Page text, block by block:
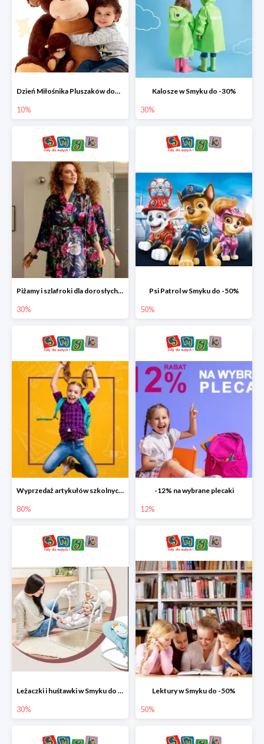
Dzień Miłośnika Pluszaków dodatkowy rabat -10%
10%
Kalosze w Smyku do -30%
30%
Piżamy i szlafroki dla dorosłych w Smyku do -30%
30%
Psi Patrol w Smyku do -50%
50%
Wyprzedaż artykułów szkolnych w Smyku do -80%
80%
-12% na wybrane plecaki
12%
Leżaczki i huśtawki w Smyku do -30%
30%
Lektury w Smyku do -50%
50%